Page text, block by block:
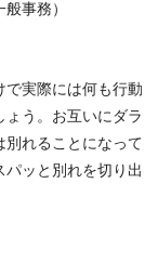
事務）
で実際には何も行動
う。お互いにダラ
別れることになって
ッと別れを切り出